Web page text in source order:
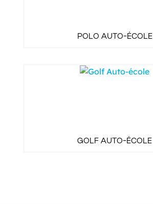
POLO AUTO-ÉCOLE
GOLF AUTO-ÉCOLE